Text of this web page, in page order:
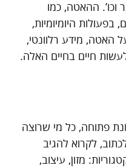
וכו’. ההאטה, כמו
היומיומיות,
האטה, מידע רלוונטי,
חיים בחיים האלה.
פתוחה, כל מי שרוצה
לקרוא להגיב
מזון, עיצוב,